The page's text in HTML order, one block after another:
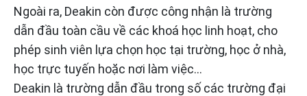
Ngoài ra, Deakin còn được công nhận là trường
dẫn đầu toàn cầu về các khoá học linh hoạt, cho
phép sinh viên lựa chọn học tại trường, học ở nhà,
học trực tuyến hoặc nơi làm việc…
Deakin là trường dẫn đầu trong số các trường đại